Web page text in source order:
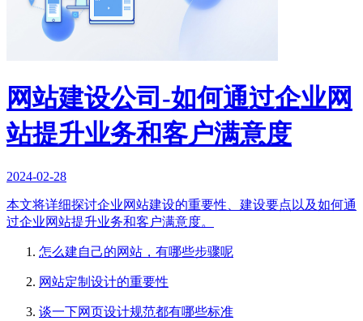
网站建设公司-如何通过企业网
站提升业务和客户满意度
2024-02-28
本文将详细探讨企业网站建设的重要性、建设要点以及如何通
过企业网站提升业务和客户满意度。
怎么建自己的网站，有哪些步骤呢
网站定制设计的重要性
谈一下网页设计规范都有哪些标准